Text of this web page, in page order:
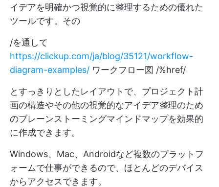
イデアを明確かつ視覚的に整理するための優れた
ツールです。その
/を通して
https://clickup.com/ja/blog/35121/workflow-
diagram-examples/ ワークフロー図 /%href/
とすっきりとしたレイアウトで、プロジェクト計
画の構造やその他の視覚的なアイデア整理のため
のブレーンストーミングマインドマップを効果的
に作成できます。
Windows、Mac、Androidなど複数のプラットフ
ォームで仕事ができるので、ほとんどのデバイス
からアクセスできます。